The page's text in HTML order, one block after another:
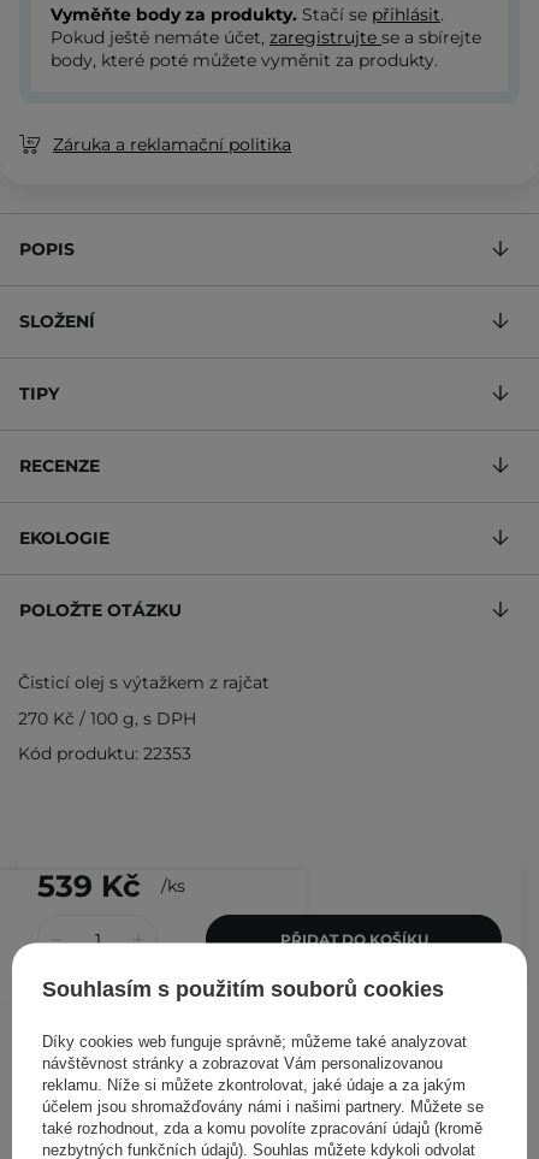
539 Kč /ks
PŘIDAT DO KOŠÍKU
Vyměňte body za produkty. Stačí se přihlásit.
Pokud ještě nemáte účet, zaregistrujte se a sbírejte
body, které poté můžete vyměnit za produkty.
Záruka a reklamační politika
POPIS
SLOŽENÍ
TIPY
RECENZE
EKOLOGIE
POLOŽTE OTÁZKU
Čisticí olej s výtažkem z rajčat
270 Kč / 100 g, s DPH
Kód produktu: 22353
Ostatní zákazníci si prohlédli
Souhlasím s použitím souborů cookies
Díky cookies web funguje správně; můžeme také analyzovat
návštěvnost stránky a zobrazovat Vám personalizovanou
reklamu. Níže si můžete zkontrolovat, jaké údaje a za jakým
účelem jsou shromažďovány námi i našimi partnery. Můžete se
také rozhodnout, zda a komu povolíte zpracování údajů (kromě
nezbytných funkčních údajů). Souhlas můžete kdykoli odvolat